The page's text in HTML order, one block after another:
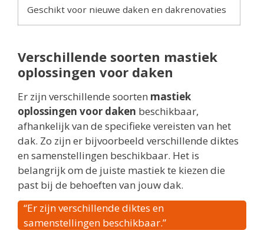
Geschikt voor nieuwe daken en dakrenovaties
Verschillende soorten mastiek
oplossingen voor daken
Er zijn verschillende soorten mastiek
oplossingen voor daken beschikbaar,
afhankelijk van de specifieke vereisten van het
dak. Zo zijn er bijvoorbeeld verschillende diktes
en samenstellingen beschikbaar. Het is
belangrijk om de juiste mastiek te kiezen die
past bij de behoeften van jouw dak.
“Er zijn verschillende diktes en
samenstellingen beschikbaar.”